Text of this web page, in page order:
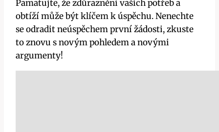
Pamatujte, že zdůraznění vašich potřeb a
obtíží může být klíčem k úspěchu. Nenechte
se odradit neúspěchem první žádosti, zkuste
to znovu s novým pohledem a novými
argumenty!